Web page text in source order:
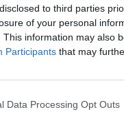
to third parties
of your personal
This information may also
Participants that may
Data Processing Opt Outs
των νέων
της Χίου»,
τον
λύσεις εκεί